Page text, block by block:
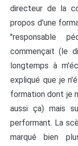
directeur de la
propos d'une
"responsable
commençait (le
longtemps à
expliqué que je
formation dont je
aussi ça) mais
performant. La
marqué bien